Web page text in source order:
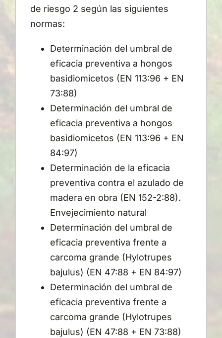
de riesgo 2 según las siguientes
normas:
Determinación del umbral de
eficacia preventiva a hongos
basidiomicetos (EN 113:96 + EN
73:88)
Determinación del umbral de
eficacia preventiva a hongos
basidiomicetos (EN 113:96 + EN
84:97)
Determinación de la eficacia
preventiva contra el azulado de
madera en obra (EN 152-2:88).
Envejecimiento natural
Determinación del umbral de
eficacia preventiva frente a
carcoma grande (Hylotrupes
bajulus) (EN 47:88 + EN 84:97)
Determinación del umbral de
eficacia preventiva frente a
carcoma grande (Hylotrupes
bajulus) (EN 47:88 + EN 73:88)